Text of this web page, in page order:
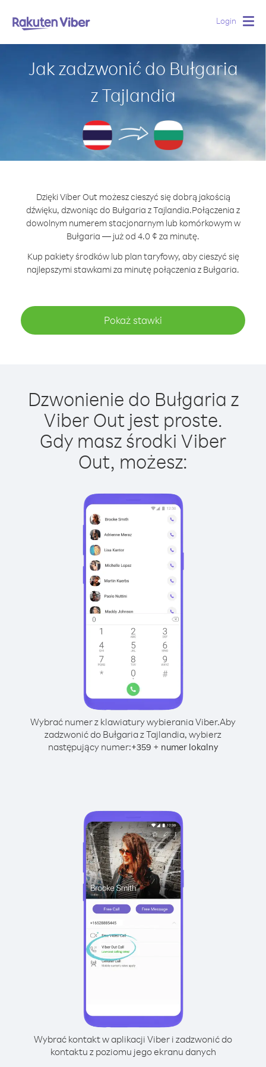
Login
Jak zadzwonić do Bułgaria
z Tajlandia
Dzięki Viber Out możesz cieszyć się dobrą jakością
dźwięku, dzwoniąc do Bułgaria z Tajlandia.Połączenia z
dowolnym numerem stacjonarnym lub komórkowym w
Bułgaria — już od 4.0 ¢ za minutę.
Kup pakiety środków lub plan taryfowy, aby cieszyć się
najlepszymi stawkami za minutę połączenia z Bułgaria.
Pokaż stawki
Dzwonienie do Bułgaria z
Viber Out jest proste.
Gdy masz środki Viber
Out, możesz:
Wybrać numer z klawiatury wybierania Viber.Aby
zadzwonić do Bułgaria z Tajlandia, wybierz
następujący numer:+359 + numer lokalny
Wybrać kontakt w aplikacji Viber i zadzwonić do
kontaktu z poziomu jego ekranu danych